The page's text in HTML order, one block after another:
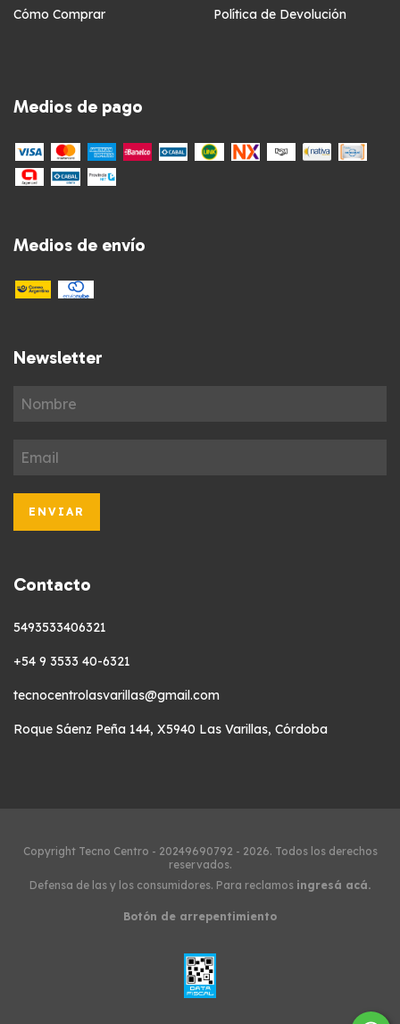
Cómo Comprar Política de Devolución
Medios de pago
Medios de envío
Newsletter
Contacto
5493533406321
+54 9 3533 40-6321
tecnocentrolasvarillas@gmail.com
Roque Sáenz Peña 144, X5940 Las Varillas, Córdoba
Copyright Tecno Centro - 20249690792 - 2026. Todos los derechos
reservados.
Defensa de las y los consumidores. Para reclamos ingresá acá.
Botón de arrepentimiento